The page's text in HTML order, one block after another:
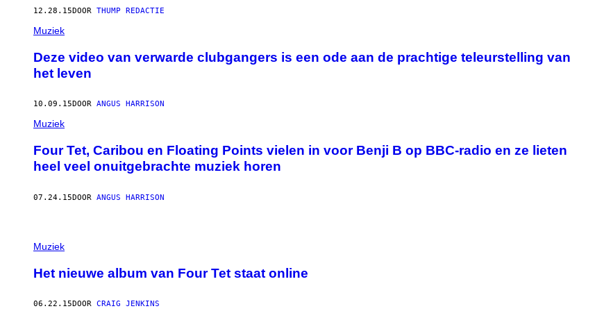
12.28.15DOOR THUMP REDACTIE
Muziek
Deze video van verwarde clubgangers is een ode aan de prachtige teleurstelling van
het leven
10.09.15DOOR ANGUS HARRISON
Muziek
Four Tet, Caribou en Floating Points vielen in voor Benji B op BBC-radio en ze lieten
heel veel onuitgebrachte muziek horen
07.24.15DOOR ANGUS HARRISON
Muziek
Het nieuwe album van Four Tet staat online
06.22.15DOOR CRAIG JENKINS